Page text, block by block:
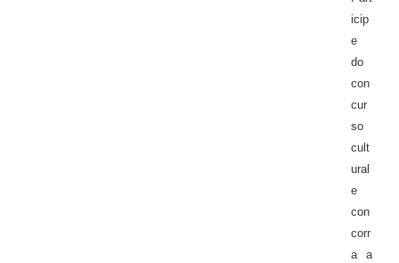
icip
e
do
con
cur
so
cult
ural
e
con
corr
a a